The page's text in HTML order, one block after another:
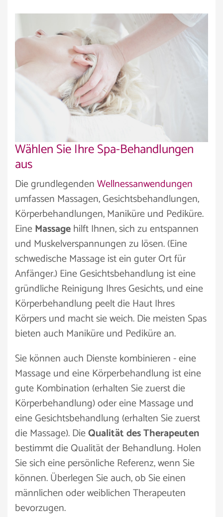
Wählen Sie Ihre Spa-Behandlungen
aus
Die grundlegendenWellnessanwendungen
umfassen Massagen, Gesichtsbehandlungen,
Körperbehandlungen, Maniküre und Pediküre.
EineMassagehilft Ihnen, sich zu entspannen
und Muskelverspannungen zu lösen. (Eine
schwedische Massage ist ein guter Ort für
Anfänger.) Eine Gesichtsbehandlung ist eine
gründliche Reinigung Ihres Gesichts, und eine
Körperbehandlung peelt die Haut Ihres
Körpers und macht sie weich. Die meisten Spas
bieten auch Maniküre und Pediküre an.
Sie können auch Dienste kombinieren - eine
Massage und eine Körperbehandlung ist eine
gute Kombination (erhalten Sie zuerst die
Körperbehandlung) oder eine Massage und
eine Gesichtsbehandlung (erhalten Sie zuerst
die Massage). DieQualität des Therapeuten
bestimmt die Qualität der Behandlung. Holen
Sie sich eine persönliche Referenz, wenn Sie
können. Überlegen Sie auch, ob Sie einen
männlichen oder weiblichen Therapeuten
bevorzugen.